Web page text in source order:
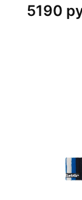
5190